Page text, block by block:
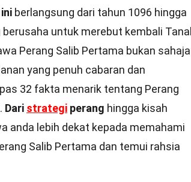
berlangsung dari tahun 1096 hingga
untuk merebut kembali
Perang Salib Pertama bukan sahaja
yang penuh cabaran dan
32 fakta menarik tentang Perang
Dari strategi perang hingga kisah
anda lebih dekat kepada memahami
Salib Pertama dan temui rahsia